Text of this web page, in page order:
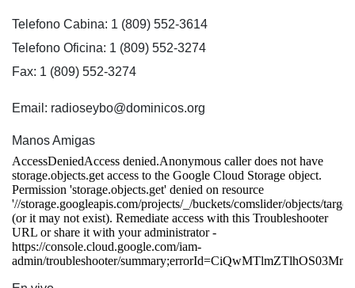
Telefono Cabina: 1 (809) 552-3614
Telefono Oficina: 1 (809) 552-3274
Fax: 1 (809) 552-3274
Email: radioseybo@dominicos.org
Manos Amigas